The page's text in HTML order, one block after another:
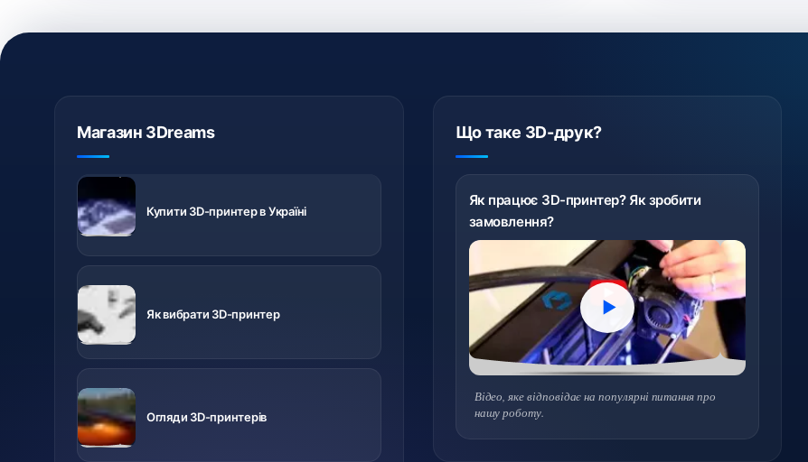
Магазин 3Dreams
Купити 3D-принтер в Україні
з доставкою
по Україні
Як вибрати 3D-принтер
Важливо
знати перед
купівлею
Огляди 3D-принтерів
Відео про
різні
принтери
Що таке 3D-друк?
Як працює 3D-принтер? Як зробити
замовлення?
Відео, яке відповідає на популярні питання про
нашу роботу.